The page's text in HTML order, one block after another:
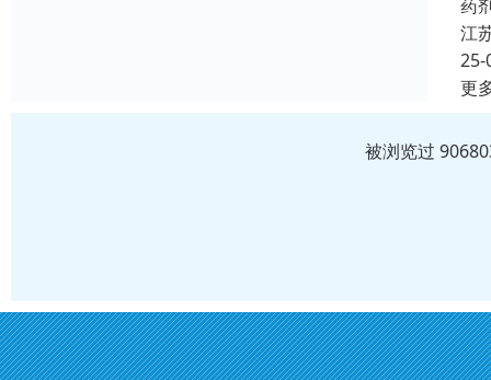
药
江
25-
更
被浏览过